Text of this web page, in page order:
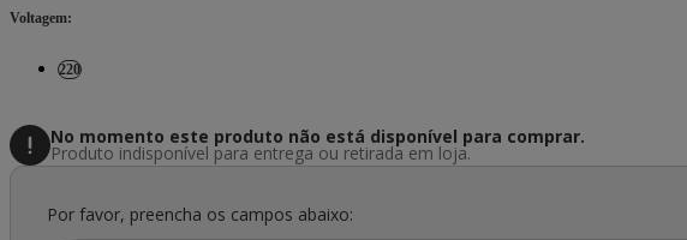
Voltagem:
220
No momento este produto não está disponível para comprar.
Produto indisponível para entrega ou retirada em loja.
Por favor, preencha os campos abaixo: